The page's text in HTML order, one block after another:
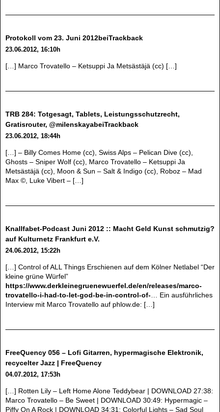
Protokoll vom 23. Juni 2012beiTrackback
23.06.2012, 16:10h
[…] Marco Trovatello – Ketsuppi Ja Metsästäjä (cc) […]
TRB 284: Totgesagt, Tablets, Leistungsschutzrecht,
Gratisrouter, @milenskayabeiTrackback
23.06.2012, 18:44h
[…] – Billy Comes Home (cc), Swiss Alps – Pelican Dive (cc),
Ghosts – Sniper Wolf (cc), Marco Trovatello – Ketsuppi Ja
Metsästäjä (cc), Moon & Sun – Salt & Indigo (cc), Roboz – Mad
Max ©, Luke Vibert – […]
Knallfabet-Podcast Juni 2012 :: Macht Geld Kunst schmutzig?
auf Kulturnetz Frankfurt e.V.
24.06.2012, 15:22h
[…] Control of ALL Things Erschienen auf dem Kölner Netlabel “Der
kleine grüne Würfel”
https://www.derkleinegruenewuerfel.de/en/releases/marco-
trovatello-i-had-to-let-god-be-in-control-of- … Ein ausführliches
Interview mit Marco Trovatello auf phlow.de: […]
FreeQuency 056 – Lofi Gitarren, hypermagische Elektronik,
recycelter Jazz | FreeQuency
04.07.2012, 17:53h
[…] Rotten Lily – Left Home Alone Teddybear | DOWNLOAD 27:38:
Marco Trovatello – Be Sweet | DOWNLOAD 30:49: Hypermagic –
Piffy On A Rock | DOWNLOAD 34:31: Colorful Lights – Sad Soul